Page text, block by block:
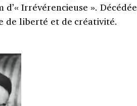
Irrévérencieuse ». Décédée
de liberté et de créativité.